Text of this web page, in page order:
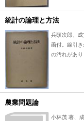
統計の論理と方法
兵頭次郎、
函付。線引
の汚れがあり
農業問題論
小林茂 著、